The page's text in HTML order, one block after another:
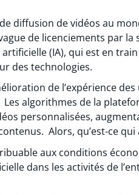
diffusion de vidéos au
de licenciements par la
(IA), qui est en
des technologies.
de l’expérience
algorithmes de la
personnalisées,
Alors, qu’est-ce qui
aux conditions
dans les activités de